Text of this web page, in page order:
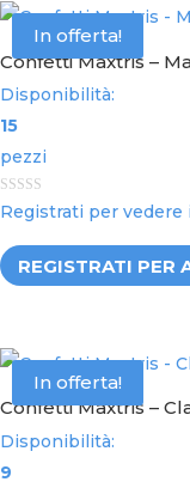
In offerta!
Confetti Maxtris –
Disponibilità:
15
pezzi
0
o
o
f
Registrati per vedere
REGISTRATI PER
In offerta!
Confetti Maxtris –
Disponibilità:
9